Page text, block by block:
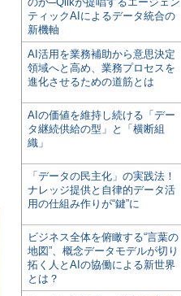
ティックAIによるデータ統合の
新機軸
AI活用を業務補助から意思決定
領域へと高め、業務プロセスを
進化させるための道筋とは
AIの価値を維持し続ける「デー
タ継続供給の型」と「横断組
織」
「データの民主化」の実践法！
ナレッジ提供と自律的データ活
用の仕組み作りが“鍵”に
ビジネス全体を俯瞰する“言葉の
地図”、概念データモデルが切り
拓く人とAIの協働による新世界
とは？